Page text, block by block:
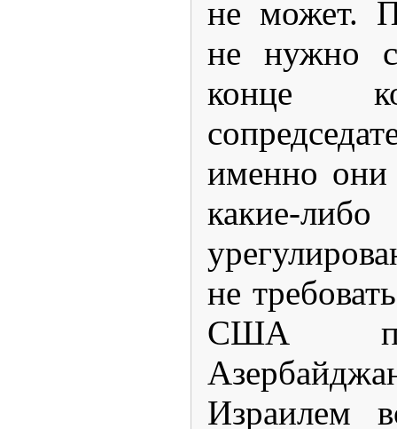
не может.
не нужно
конце
именно они
какие-
не
США
Израилем